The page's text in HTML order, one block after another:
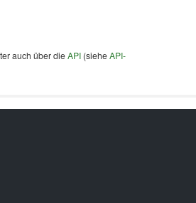
auch über dieAPI (sieheAPI-